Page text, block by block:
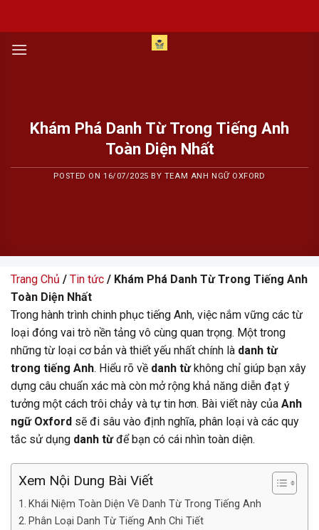
content
Khám Phá Danh Từ Trong Tiếng Anh
Toàn Diện Nhất
POSTED ON16/07/2025 BY TEAM ANH NGỮ OXFORD
Trang Chủ / Tin tức / Khám Phá Danh Từ Trong Tiếng Anh
Toàn Diện Nhất
Trong hành trình chinh phục tiếng Anh, việc nắm vững các từ
loại đóng vai trò nền tảng vô cùng quan trọng. Một trong
những từ loại cơ bản và thiết yếu nhất chính là danh từ
trong tiếng Anh. Hiểu rõ về danh từkhông chỉ giúp bạn xây
dựng câu chuẩn xác mà còn mở rộng khả năng diễn đạt ý
tưởng một cách trôi chảy và tự tin hơn. Bài viết này của Anh
ngữ Oxford sẽ đi sâu vào định nghĩa, phân loại và các quy
tắc sử dụng danh từđể bạn có cái nhìn toàn diện.
Xem Nội Dung Bài Viết
Khái Niệm Toàn Diện Về Danh Từ Trong Tiếng Anh
Phân Loại Danh Từ Tiếng Anh Chi Tiết